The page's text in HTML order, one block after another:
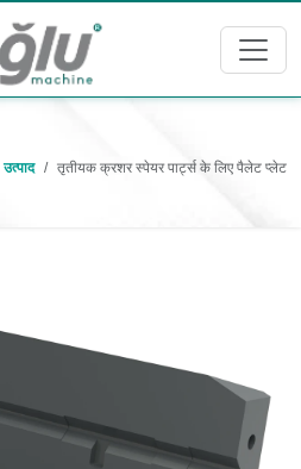
उत्पाद तृतीयक क्रशर स्पेयर पार्ट्स के लिए पैलेट प्लेट